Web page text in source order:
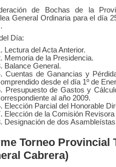
de Bochas de la
General Ordinaria para el día
Día:
Lectura del Acta Anterior.
Memoria de la Presidencia.
Balance General.
Cuentas de Ganancias y
desde el día 1º de
Presupuesto de Gastos y
al año 2009.
Elección Parcial del Honorable
Elección de la Comisión
Designación de dos
Torneo Provincial
Cabrera)